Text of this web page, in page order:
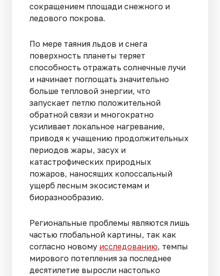
сокращением площади снежного и
ледового покрова.
По мере таяния льдов и снега
поверхность планеты теряет
способность отражать солнечные лучи
и начинает поглощать значительно
больше тепловой энергии, что
запускает петлю положительной
обратной связи и многократно
усиливает локальное нагревание,
приводя к учащению продолжительных
периодов жары, засух и
катастрофических природных
пожаров, наносящих колоссальный
ущерб лесным экосистемам и
биоразнообразию.
Региональные проблемы являются лишь
частью глобальной картины, так как
согласно новому исследованию, темпы
мирового потепления за последнее
десятилетие выросли настолько